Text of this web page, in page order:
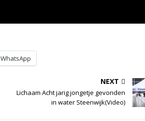
WhatsApp
NEXT
Lichaam Acht jarig jongetje gevonden
in water Steenwijk(Video)